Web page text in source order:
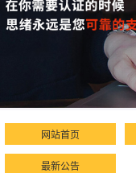
网站首页
最新公告